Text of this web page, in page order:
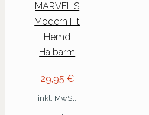
MARVELIS
Modern Fit
Hemd
Halbarm
29,95€
inkl. MwSt.